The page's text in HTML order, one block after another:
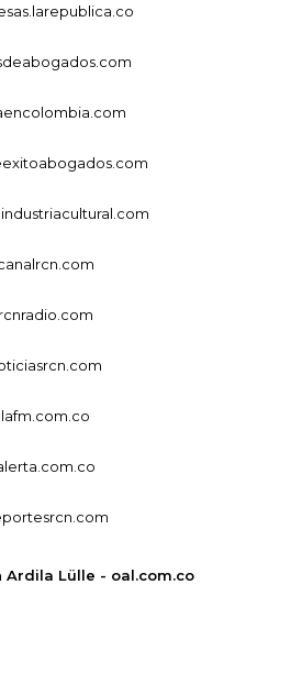
rcnradio.com
lafm.com.co
Ardila Lülle - oal.com.co